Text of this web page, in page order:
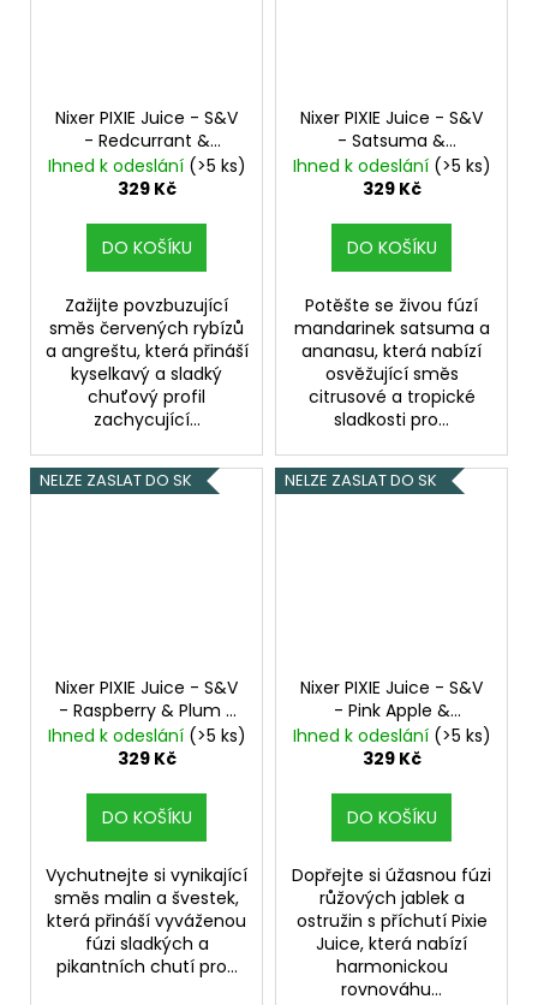
Nixer PIXIE Juice - S&V
- Redcurrant &
Gooseberry - 10ml
Ihned k odeslání (>5 ks)
329 Kč
DO KOŠÍKU
Zažijte povzbuzující
směs červených rybízů
a angreštu, která přináší
kyselkavý a sladký
chuťový profil
zachycující...
Nixer PIXIE Juice - S&V
- Satsuma &
Pineapple - 10ml
Ihned k odeslání (>5 ks)
329 Kč
DO KOŠÍKU
Potěšte se živou fúzí
mandarinek satsuma a
ananasu, která nabízí
osvěžující směs
citrusové a tropické
sladkosti pro...
NELZE ZASLAT DO SK
Nixer PIXIE Juice - S&V
- Raspberry & Plum -
10ml
Ihned k odeslání (>5 ks)
329 Kč
DO KOŠÍKU
Vychutnejte si vynikající
směs malin a švestek,
která přináší vyváženou
fúzi sladkých a
pikantních chutí pro...
NELZE ZASLAT DO SK
Nixer PIXIE Juice - S&V
- Pink Apple &
Blackberries - 10ml
Ihned k odeslání (>5 ks)
329 Kč
DO KOŠÍKU
Dopřejte si úžasnou fúzi
růžových jablek a
ostružin s příchutí Pixie
Juice, která nabízí
harmonickou
rovnováhu...